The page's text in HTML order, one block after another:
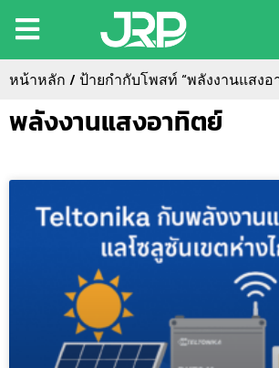
หน้าหลัก / ป้ายกำกับโพสท์ “พลังงานแสงอ
พลังงานแสงอาทิตย์